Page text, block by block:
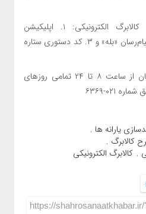
روش‌های استعلام موجودی کالابرگ الکترونیکی: ۱. اپلیکیشن
«شمیم»، ۲. بازوی کالابرگ در پیام‌رسان «بله» و ۳. کد دستوری ستاره
مرکز تماس: ارتباط با کارشناسان از ساعت ۸ تا ۲۴ تمامی روزهای
۰۲۱-۶۳۶۹
یارانه ها ,
کالابرگ ,
, کالابرگ الکترونیکی
https://